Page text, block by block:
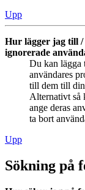
Upp
Hur lägger jag till
ignorerade
Du kan lägga
användares
till dem till din
Alternativt så
ange deras
ta bort
Upp
Sökning på